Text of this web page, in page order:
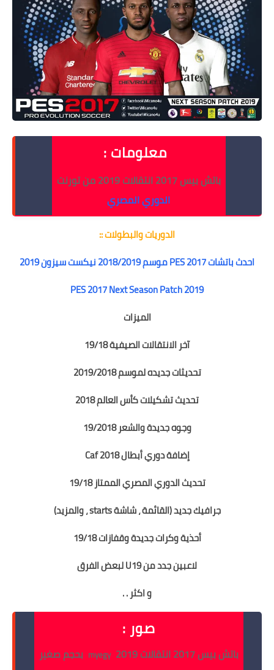
معلومات :
باتش بيس 2017 انتقالات 2019 من تورنت
الدوري المصري
الدوريات والبطولات ::
احدث باتشات PES 2017 موسم 2018/2019 نيكست سيزون 2019
PES 2017 Next Season Patch 2019
الميزات
آخر الانتقالات الصيفية 19/18
تحديثات جديده لموسم 2019/2018
تحديث تشكيلات كأس العالم 2018
وجوه جديدة والشعر 19/2018
إضافة دوري أبطال 2018 Caf
تحديث الدوري المصري الممتاز 19/18
جرافيك جديد (القائمة ، شاشة starts ، والمزيد)
أحذية وكرات جديدة وقفازات 19/18
لاعبين جدد من U19 لبعض الفرق
و اكثر . .
صور :
باتش بيس 2017 انتقالات 2019 myegy بحجم صغير